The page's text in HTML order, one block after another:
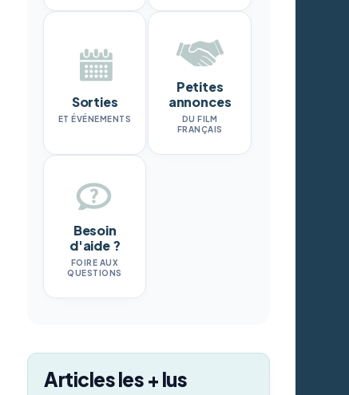
Sorties
ET ÉVÉNEMENTS
Petites
annonces
DU FILM
FRANÇAIS
Besoin
d'aide ?
FOIRE AUX
QUESTIONS
Articles les + lus